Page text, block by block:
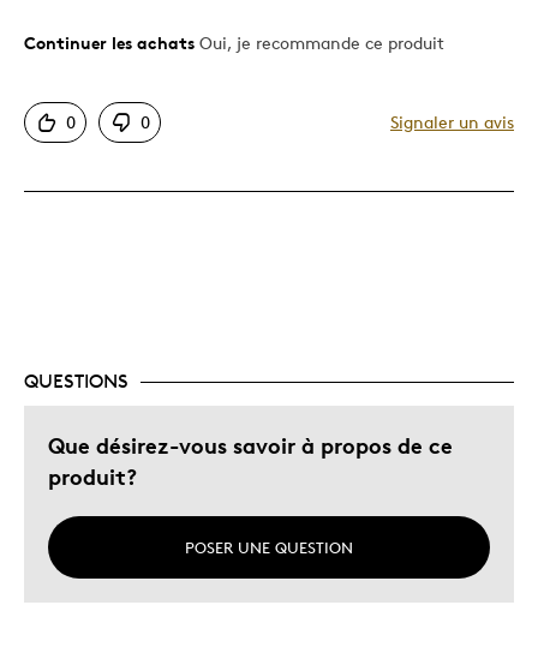
Le pour
Motif attrayant
Très bonne qualité
Continuer les achats Oui, je recommande ce produit
0 0 Signaler un avis
QUESTIONS
Que désirez-vous savoir à propos de ce
produit?
POSER UNE QUESTION